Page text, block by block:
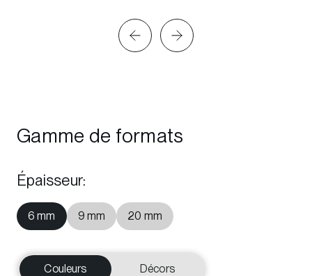
Gamme de formats
Épaisseur:
6 mm 9 mm 20 mm
Couleurs Décors